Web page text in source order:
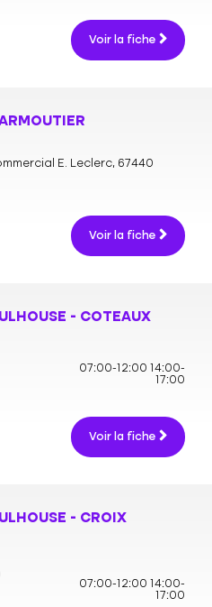
Voir la fiche
E. Leclerc, 67440
Voir la fiche
- COTEAUX
07:00-12:00
14:00-
17:00
Voir la fiche
- CROIX
07:00-12:00
14:00-
17:00